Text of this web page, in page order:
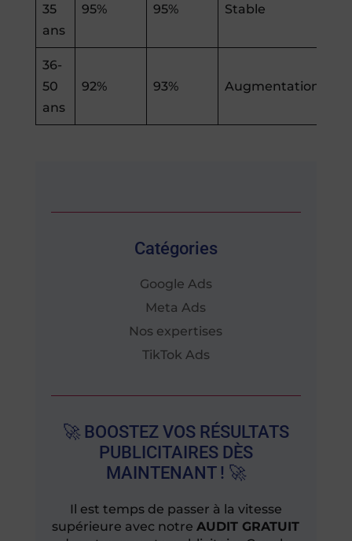
35
ans
95% 95% Stable
36-
50
ans
92% 93% Augmentation
Catégories
Google Ads
Meta Ads
Nos expertises
TikTok Ads
🚀 BOOSTEZ VOS RÉSULTATS
PUBLICITAIRES DÈS
MAINTENANT ! 🚀
Il est temps de passer à la vitesse
supérieure avec notreAUDIT GRATUIT